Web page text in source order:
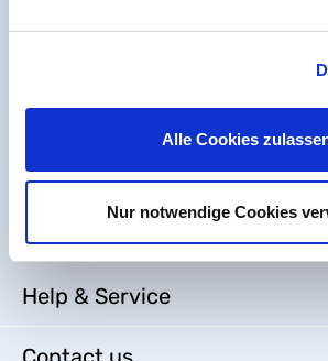
Alle Cookies
Nur notwendige Cookies
Help & Service